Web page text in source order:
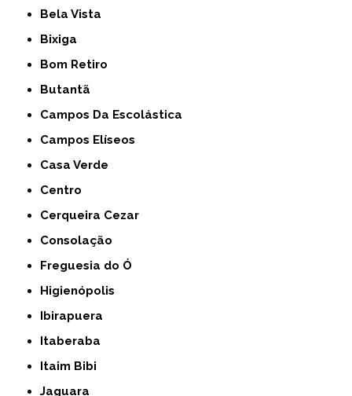
Bela Vista
Bixiga
Bom Retiro
Butantã
Campos Da Escolástica
Campos Elíseos
Casa Verde
Centro
Cerqueira Cezar
Consolação
Freguesia do Ó
Higienópolis
Ibirapuera
Itaberaba
Itaim Bibi
Jaguara